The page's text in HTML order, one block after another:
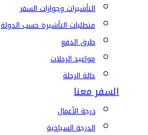
التأشيرات وجوازات السفر
متطلبات التأشيرة حسب الدولة
طرق الدفع
مواعيد الرحلات
حالة الرحلة
السفر معنا
درجة الأعمال
الدرجة السياحية